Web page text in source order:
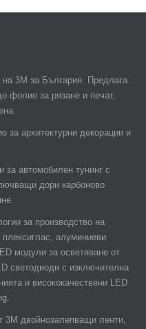
3М за България. Предлага
фолио за рязане и печат,
за архитектурни декорации и
автомобилен тунинг с
дори карбоново
за производство на
алуминиеви
модули за осветяване от
светодиоди с изключителна
и висококачествени LED
3М двойнозалепващи ленти,